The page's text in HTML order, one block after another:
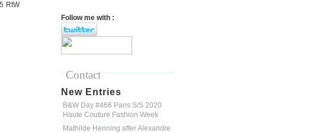
Follow me with :
Contact
New Entries
B&W Day #466 Paris S/S 2020
Haute Couture Fashion Week
Mathilde Henning after Alexandre
RtW